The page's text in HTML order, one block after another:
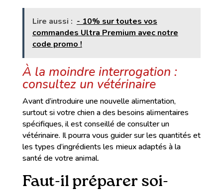
Lire aussi : - 10% sur toutes vos
commandes Ultra Premium avec notre
code promo !
À la moindre interrogation :
consultez un vétérinaire
Avant d’introduire une nouvelle alimentation,
surtout si votre chien a des besoins alimentaires
spécifiques, il est conseillé de consulter un
vétérinaire. Il pourra vous guider sur les quantités et
les types d’ingrédients les mieux adaptés à la
santé de votre animal.
Faut-il préparer soi-